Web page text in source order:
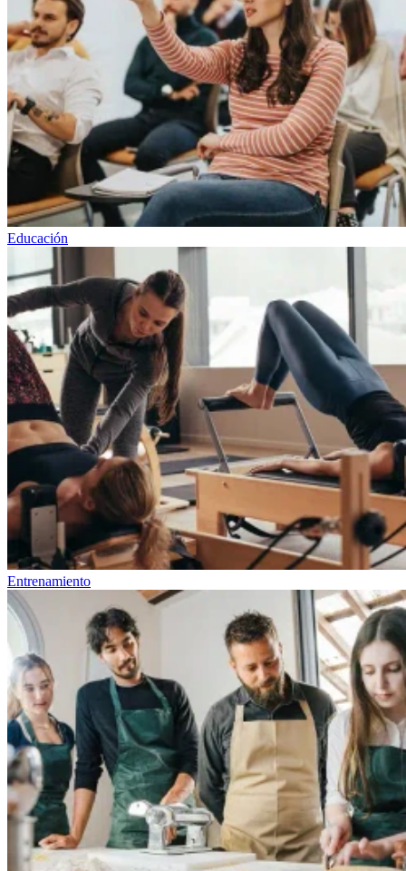
Educación
Entrenamiento